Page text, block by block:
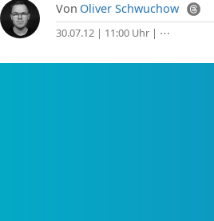
Von Oliver Schwuchow
30.07.12 | 11:00 Uhr| ⋯